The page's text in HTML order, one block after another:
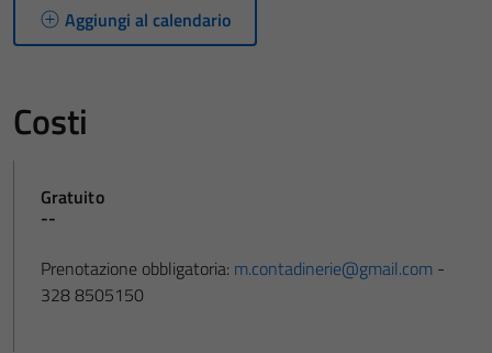
Aggiungi al calendario
Costi
Gratuito
--
Prenotazione obbligatoria: m.contadinerie@gmail.com -
328 8505150